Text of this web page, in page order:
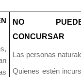
NO
CONCURSAR
Las personas
Quienes estén